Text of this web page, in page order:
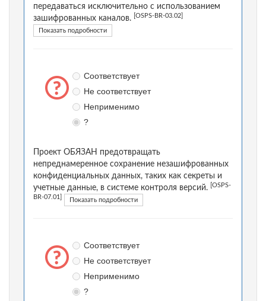
передаваться исключительно с использованием
зашифрованных каналов.
[OSPS-BR-03.02]
Показать подробности
Соответствует
Не соответствует
Неприменимо
?
Проект ОБЯЗАН предотвращать
непреднамеренное сохранение незашифрованных
конфиденциальных данных, таких как секреты и
учетные данные, в системе контроля версий.
[OSPS-
BR-07.01] Показать подробности
Соответствует
Не соответствует
Неприменимо
?